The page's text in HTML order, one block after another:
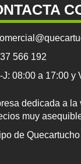
566 192
J: 08:00 a 17:00 y
dedicada a la
muy
de Quecartucho